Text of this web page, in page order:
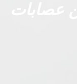
عصابات